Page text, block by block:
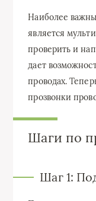
Наиболее
является
проверить и
дает
проводах.
прозвонки
Шаги по
Шаг 1: